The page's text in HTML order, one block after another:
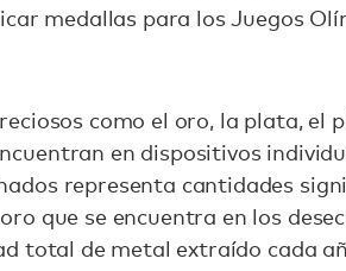
medallas para los Juegos
como el oro, la plata, el
en dispositivos
representa cantidades
que se encuentra en los
total de metal extraído cada